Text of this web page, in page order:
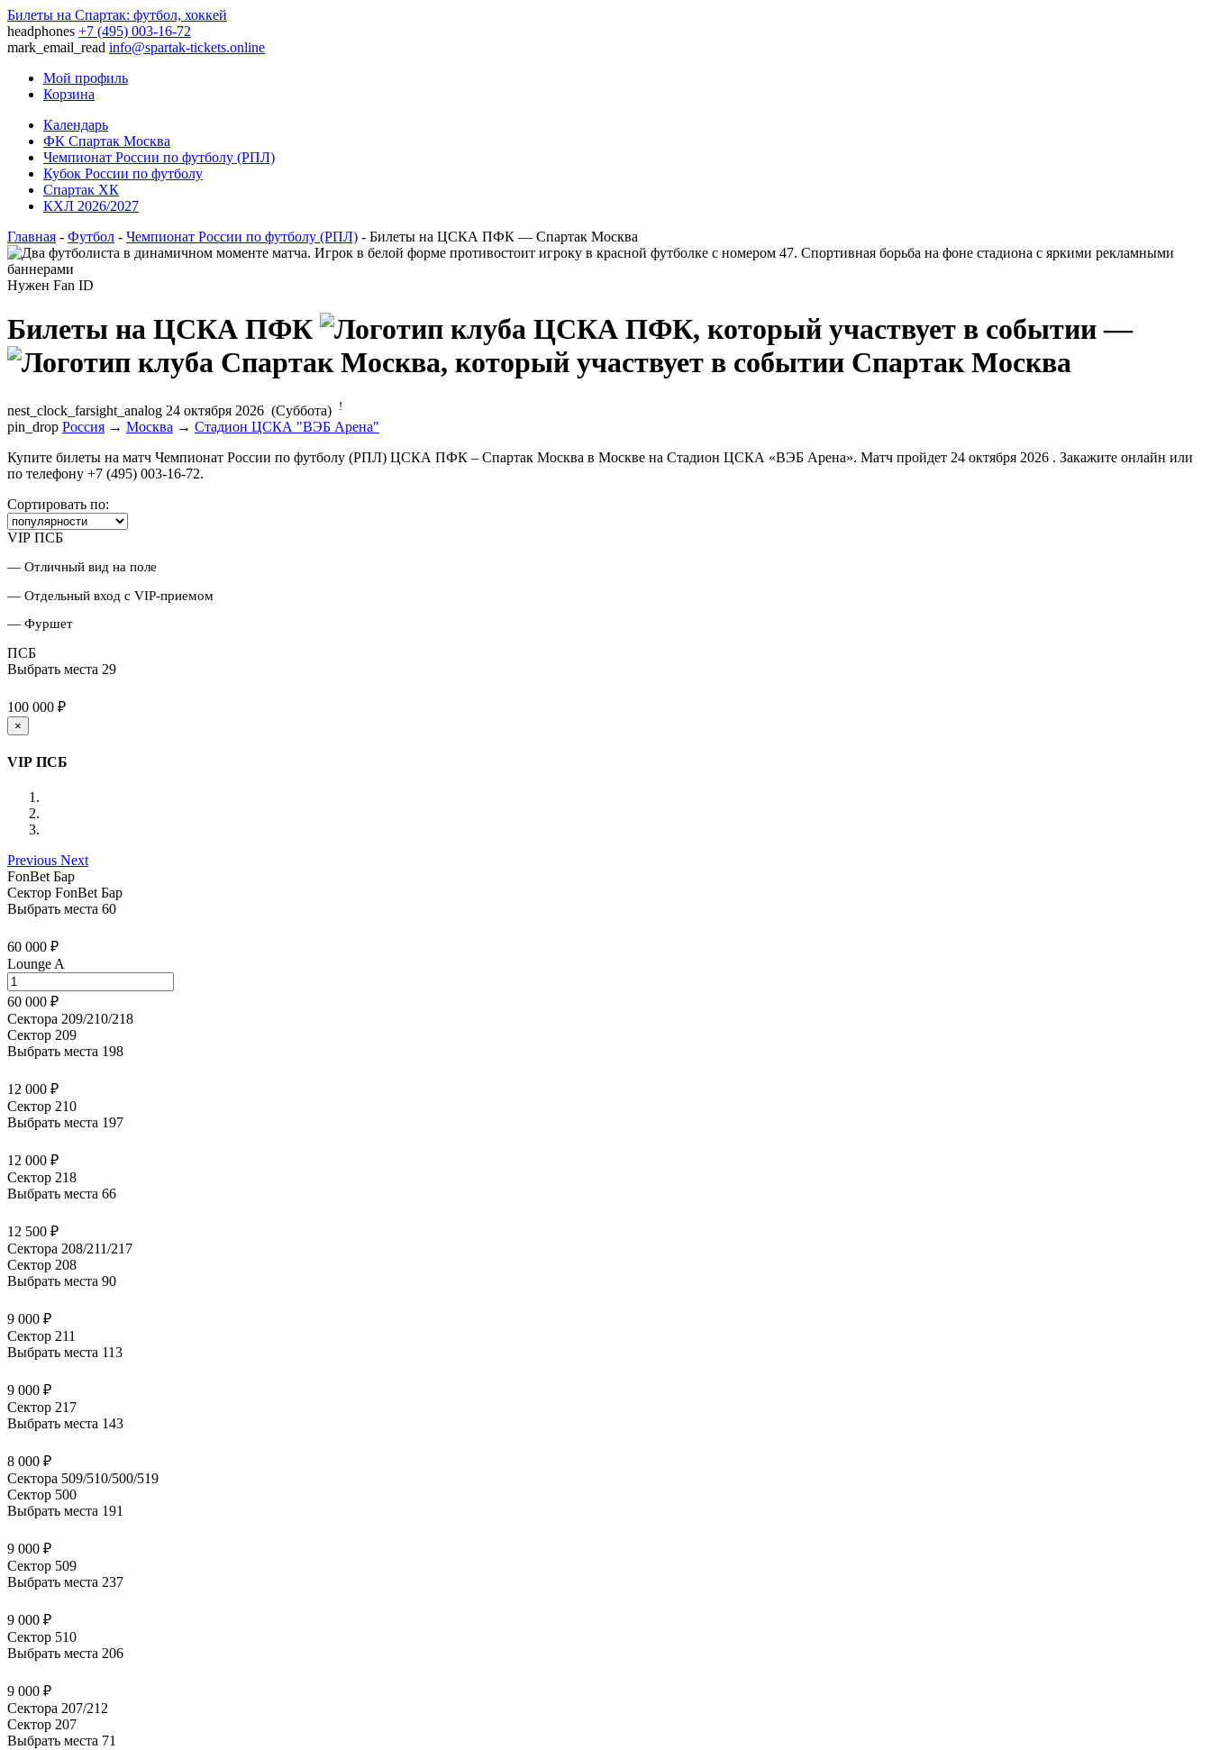
Билеты на Спартак: футбол, хоккей
headphones +7 (495) 003-16-72
mark_email_read info@spartak-tickets.online
Мой профиль
Корзина
Календарь
ФК Спартак Москва
Чемпионат России по футболу (РПЛ)
Кубок России по футболу
Спартак ХК
КХЛ 2026/2027
Главная - Футбол - Чемпионат России по футболу (РПЛ) - Билеты на ЦСКА ПФК — Спартак Москва
Нужен Fan ID
Билеты на ЦСКА ПФК
—
Спартак Москва
nest_clock_farsight_analog 24 октября 2026 (Суббота) !
pin_drop Россия → Москва → Стадион ЦСКА "ВЭБ Арена"
Купите билеты на матч Чемпионат России по футболу (РПЛ) ЦСКА ПФК – Спартак Москва в Москве на Стадион ЦСКА «ВЭБ Арена». Матч пройдет 24 октября 2026 . Закажите онлайн или
по телефону +7 (495) 003-16-72.
Сортировать по:
VIP ПСБ
— Отличный вид на поле
— Отдельный вход с VIP-приемом
— Фуршет
ПСБ
Выбрать места 29
100 000 ₽
×
VIP ПСБ
Previous Next
FonBet Бар
Сектор FonBet Бар
Выбрать места 60
60 000 ₽
Lounge A
60 000 ₽
Сектора 209/210/218
Сектор 209
Выбрать места 198
12 000 ₽
Сектор 210
Выбрать места 197
12 000 ₽
Сектор 218
Выбрать места 66
12 500 ₽
Сектора 208/211/217
Сектор 208
Выбрать места 90
9 000 ₽
Сектор 211
Выбрать места 113
9 000 ₽
Сектор 217
Выбрать места 143
8 000 ₽
Сектора 509/510/500/519
Сектор 500
Выбрать места 191
9 000 ₽
Сектор 509
Выбрать места 237
9 000 ₽
Сектор 510
Выбрать места 206
9 000 ₽
Сектора 207/212
Сектор 207
Выбрать места 71